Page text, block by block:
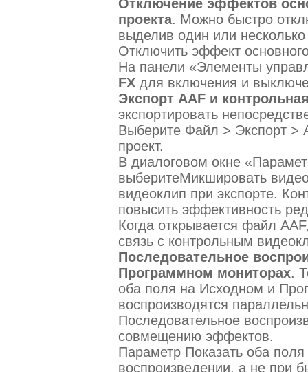
Отключение эффектов
проекта. Можно быстро
выделив один или
Отключить эффект
На панели «Элементы
FXдля включения и
Экспорт AAF и
экспортировать
Выберите Файл > Экспорт >
проект.
В диалоговом окне
выберитеМикшировать
видеоклип при экспорте.
повысить эффективность
Когда открывается файл
связь с контрольным
Последовательное
Программном мониторах.
оба поля на Исходном и
воспроизводятся
Последовательное
совмещению эффектов.
Параметр Показать оба
воспроизведении, а не при